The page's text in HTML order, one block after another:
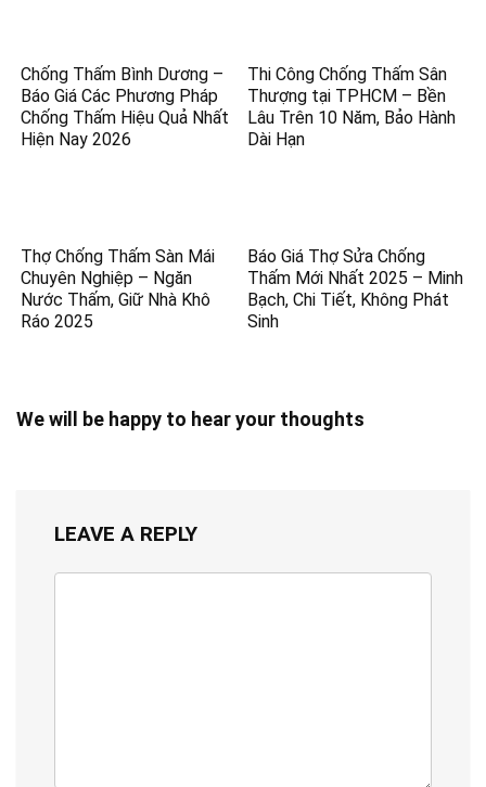
Chống Thấm Bình Dương –
Báo Giá Các Phương Pháp
Chống Thấm Hiệu Quả Nhất
Hiện Nay 2026
Thi Công Chống Thấm Sân
Thượng tại TPHCM – Bền
Lâu Trên 10 Năm, Bảo Hành
Dài Hạn
Thợ Chống Thấm Sàn Mái
Chuyên Nghiệp – Ngăn
Nước Thấm, Giữ Nhà Khô
Ráo 2025
Báo Giá Thợ Sửa Chống
Thấm Mới Nhất 2025 – Minh
Bạch, Chi Tiết, Không Phát
Sinh
We will be happy to hear your thoughts
LEAVE A REPLY